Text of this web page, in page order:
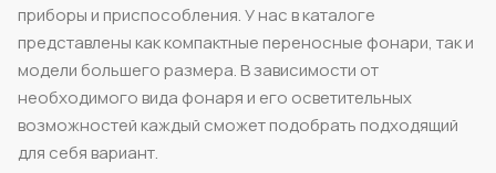
приборы и приспособления. У нас в каталоге
представлены как компактные переносные фонари, так и
модели большего размера. В зависимости от
необходимого вида фонаря и его осветительных
возможностей каждый сможет подобрать подходящий
для себя вариант.